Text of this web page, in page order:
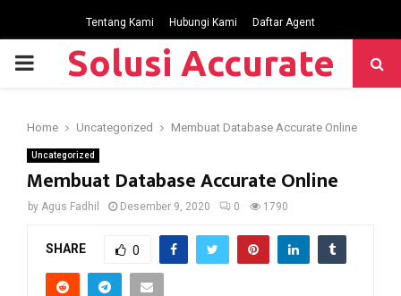
Tentang Kami Hubungi Kami Daftar Agent
P
M
Solusi Accurate
Home Uncategorized Membuat Database Accurate Online
Uncategorized
Membuat Database Accurate Online
by Agus Fadhil Desember 9, 2020 0 1790
SHARE 0